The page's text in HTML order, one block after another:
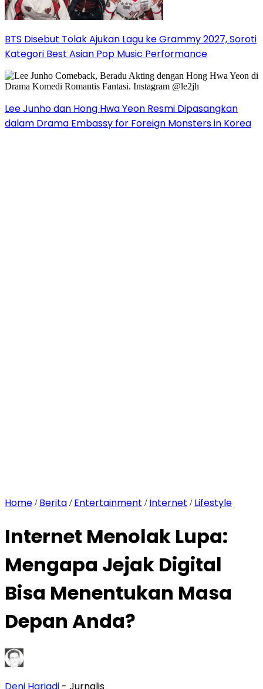
BTS Disebut Tolak Ajukan Lagu ke Grammy 2027, Soroti
Kategori Best Asian Pop Music Performance
Lee Junho dan Hong Hwa Yeon Resmi Dipasangkan
dalam Drama Embassy for Foreign Monsters in Korea
Home / Berita / Entertainment / Internet / Lifestyle
Internet Menolak Lupa:
Mengapa Jejak Digital
Bisa Menentukan Masa
Depan Anda?
Deni Hariadi - Jurnalis